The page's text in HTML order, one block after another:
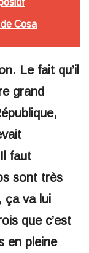
Cosa
Le fait qu’il
grand
faut
sont très
ça va lui
que c’est
en pleine